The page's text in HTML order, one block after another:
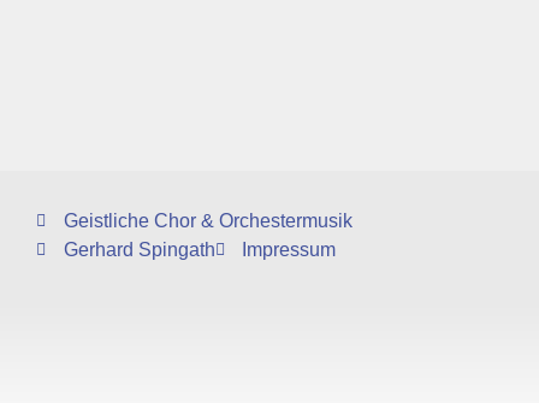
Geistliche Chor & Orchestermusik
Gerhard Spingath
Impressum